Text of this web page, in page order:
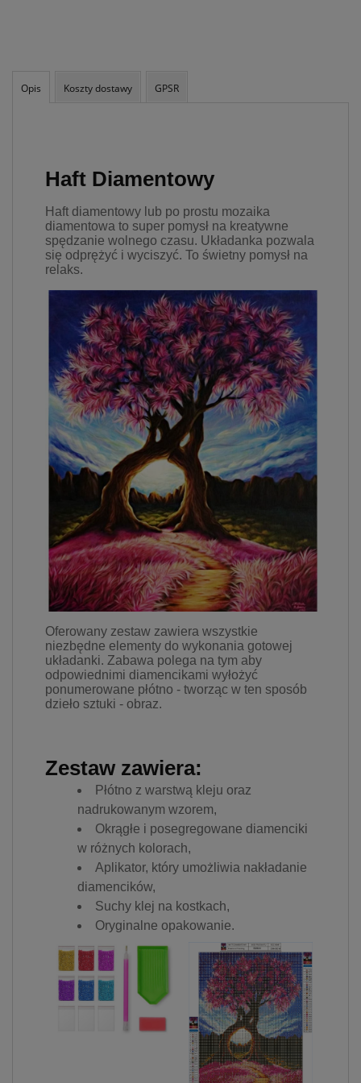
Opis Koszty dostawy GPSR
Haft Diamentowy
Haft diamentowy lub po prostu mozaika
diamentowa to super pomysł na kreatywne
spędzanie wolnego czasu. Układanka pozwala
się odprężyć i wyciszyć. To świetny pomysł na
relaks.
Oferowany zestaw zawiera wszystkie
niezbędne elementy do wykonania gotowej
układanki. Zabawa polega na tym aby
odpowiednimi diamencikami wyłożyć
ponumerowane płótno - tworząc w ten sposób
dzieło sztuki - obraz.
Zestaw zawiera:
Płótno z warstwą kleju oraz
nadrukowanym wzorem,
Okrągłe i posegregowane diamenciki
w różnych kolorach,
Aplikator, który umożliwia nakładanie
diamencików,
Suchy klej na kostkach,
Oryginalne opakowanie.
mogą zostać zamieszczone
również zewnętrzne linki
naszych serwisów w
urządzeniu końcowym
Użytkownika mogą zostać
umieszczone pliki Cookies w
celu umożliwienia Ci
skorzystania ze
zintegrowanych
Facebook, LinkedIn,
YouTube). Każdy z
dostawców określa zasady
korzystania z plików Cookies
w swojej polityce
prywatności w związku z
czym nie mamy wpływu na
prowadzoną przez
dostawców politykę
prywatności oraz
wykorzystywania przez nich
plików Cookies.
Wszelkie pytania oraz
zgłoszenia możesz kierować
od wyznaczonego
Inspektora Ochrony Danych,
pod adres
marketing@kecja.pllub nr
telefonu+48 693 713 987.